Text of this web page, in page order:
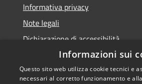
Informativa privacy
Note legali
Dichiarazione di accessibilità
Informazioni sui
Questo sito web utilizza cookie tecnici e
necessari al corretto funzionamento e